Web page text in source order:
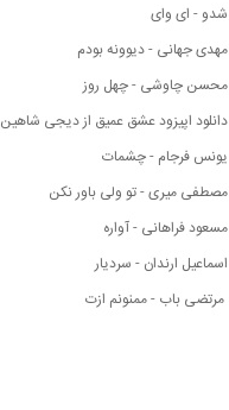
شدو - ای وای
مهدی جهانی - دیوونه بودم
محسن چاوشی - چهل روز
دانلود اپیزود عشق عمیق از دیجی شاهین
یونس فرجام - چشمات
مصطفی میری - تو ولی باور نکن
مسعود فراهانی - آواره
اسماعیل ارندان - سردیار
مرتضی باب - ممنونم ازت